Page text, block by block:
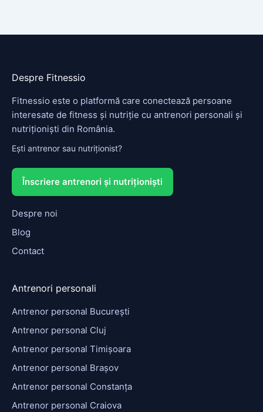
Despre Fitnessio
Fitnessio este o platformă care conectează persoane
interesate de fitness și nutriție cu antrenori personali și
nutriționiști din România.
Ești antrenor sau nutriționist?
Înscriere antrenori și nutriționiști
Despre noi
Blog
Contact
Antrenori personali
Antrenor personal București
Antrenor personal Cluj
Antrenor personal Timișoara
Antrenor personal Brașov
Antrenor personal Constanța
Antrenor personal Craiova